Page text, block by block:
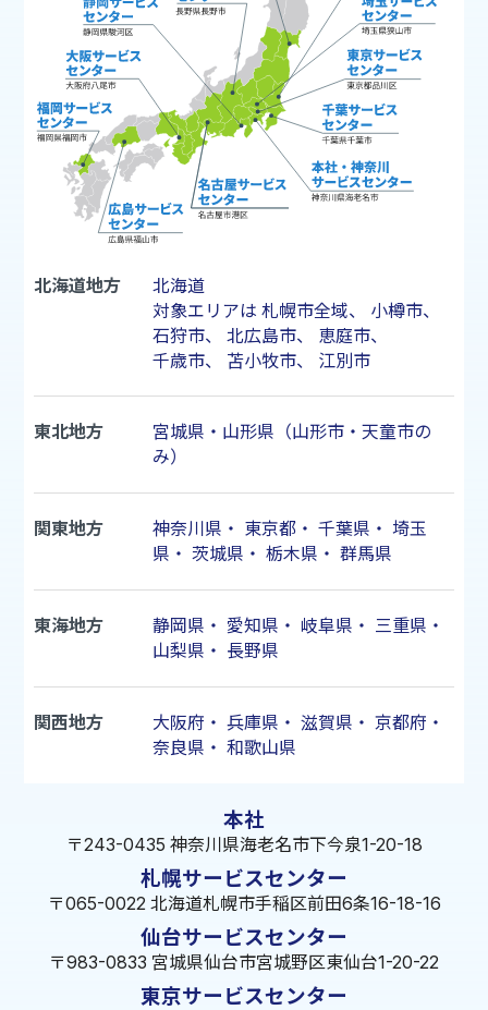
北海道地方
北海道
対象エリアは 札幌市全域、 小樽市、
石狩市、 北広島市、 恵庭市、
千歳市、 苫小牧市、 江別市
東北地方
宮城県・山形県（山形市・天童市の
み）
関東地方 神奈川県 ・ 東京都・ 千葉県 ・ 埼玉
県 ・ 茨城県 ・ 栃木県 ・ 群馬県
東海地方 静岡県 ・ 愛知県 ・ 岐阜県 ・ 三重県 ・
山梨県 ・ 長野県
関西地方 大阪府 ・ 兵庫県 ・ 滋賀県 ・ 京都府 ・
奈良県 ・ 和歌山県
本社
〒243-0435 神奈川県海老名市下今泉1-20-18
札幌サービスセンター
〒065-0022 北海道札幌市手稲区前田6条16-18-16
仙台サービスセンター
〒983-0833 宮城県仙台市宮城野区東仙台1-20-22
東京サービスセンター